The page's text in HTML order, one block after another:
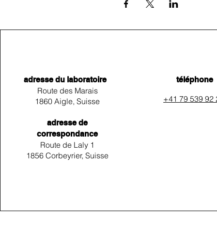
adresse du laboratoire
Route des Marais
1860 Aigle, Suisse
adresse de
correspondance
Route de Laly 1
1856 Corbeyrier, Suisse
téléphone
+41 79 539 92